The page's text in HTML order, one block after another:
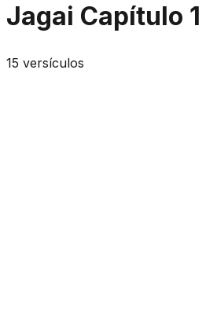
Jagai Capítulo 1
15 versículos